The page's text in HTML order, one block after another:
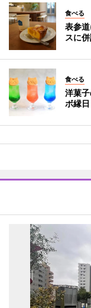
食べる
表参
スに
食べる
洋菓
ボ縁